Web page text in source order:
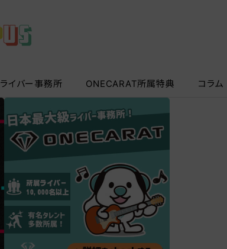
ライバー事務所 ONECARAT所属特典 コラム